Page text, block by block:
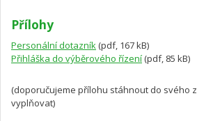
Přílohy
Personální dotazník (pdf, 167 kB)
Přihláška do výběrového řízení (pdf, 85 kB)
(doporučujeme přílohu stáhnout do svého
vyplňovat)